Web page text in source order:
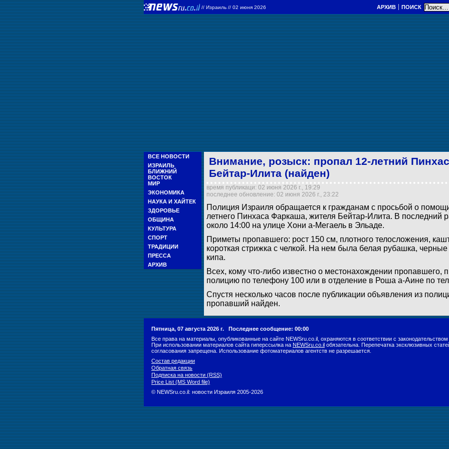
// Израиль // 02 июня 2026 АРХИВ ПОИСК
ВСЕ НОВОСТИ
ИЗРАИЛЬ
БЛИЖНИЙ
ВОСТОК
МИР
ЭКОНОМИКА
НАУКА И ХАЙТЕК
ЗДОРОВЬЕ
ОБЩИНА
КУЛЬТУРА
СПОРТ
ТРАДИЦИИ
ПРЕССА
АРХИВ
Внимание, розыск: пропал 12-летний
Бейтар-Илита (найден)
время публикаци: 02 июня 2026 г., 19:29
последнее обновление: 02 июня 2026 г., 23:22
Полиция Израиля обращается к гражданам с просьбой о
летнего Пинхаса Фаркаша, жителя Бейтар-Илита. В последний
около 14:00 на улице Хони а-Мегаель в Эльаде.
Приметы пропавшего: рост 150 см, плотного телосложения,
короткая стрижка с челкой. На нем была белая рубашка,
кипа.
Всех, кому что-либо известно о местонахождении пропавшего,
полицию по телефону 100 или в отделение в Роша а-Аине по
Спустя несколько часов после публикации объявления из
пропавший найден.
Пятница, 07 августа 2026 г. Последнее сообщение: 00:00
Все права на материалы, опубликованные на сайте NEWSru.co.il, охраняются в соответствии с
При использовании материалов сайта гиперссылка на NEWSru.co.il обязательна. Перепечатка эксклюзивных
согласования запрещена. Использование фотоматериалов агентств не разрешается.
Состав редакции
Обратная связь
Подписка на новости (RSS)
Price List (MS Word file)
© NEWSru.co.il: новости Израиля 2005-2026